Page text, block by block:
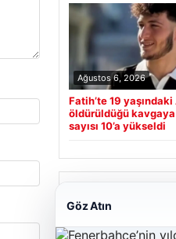
Ağustos 6, 2026
Fatih’te 19 yaşındaki
öldürüldüğü
sayısı 10’a yükseldi
Göz Atın